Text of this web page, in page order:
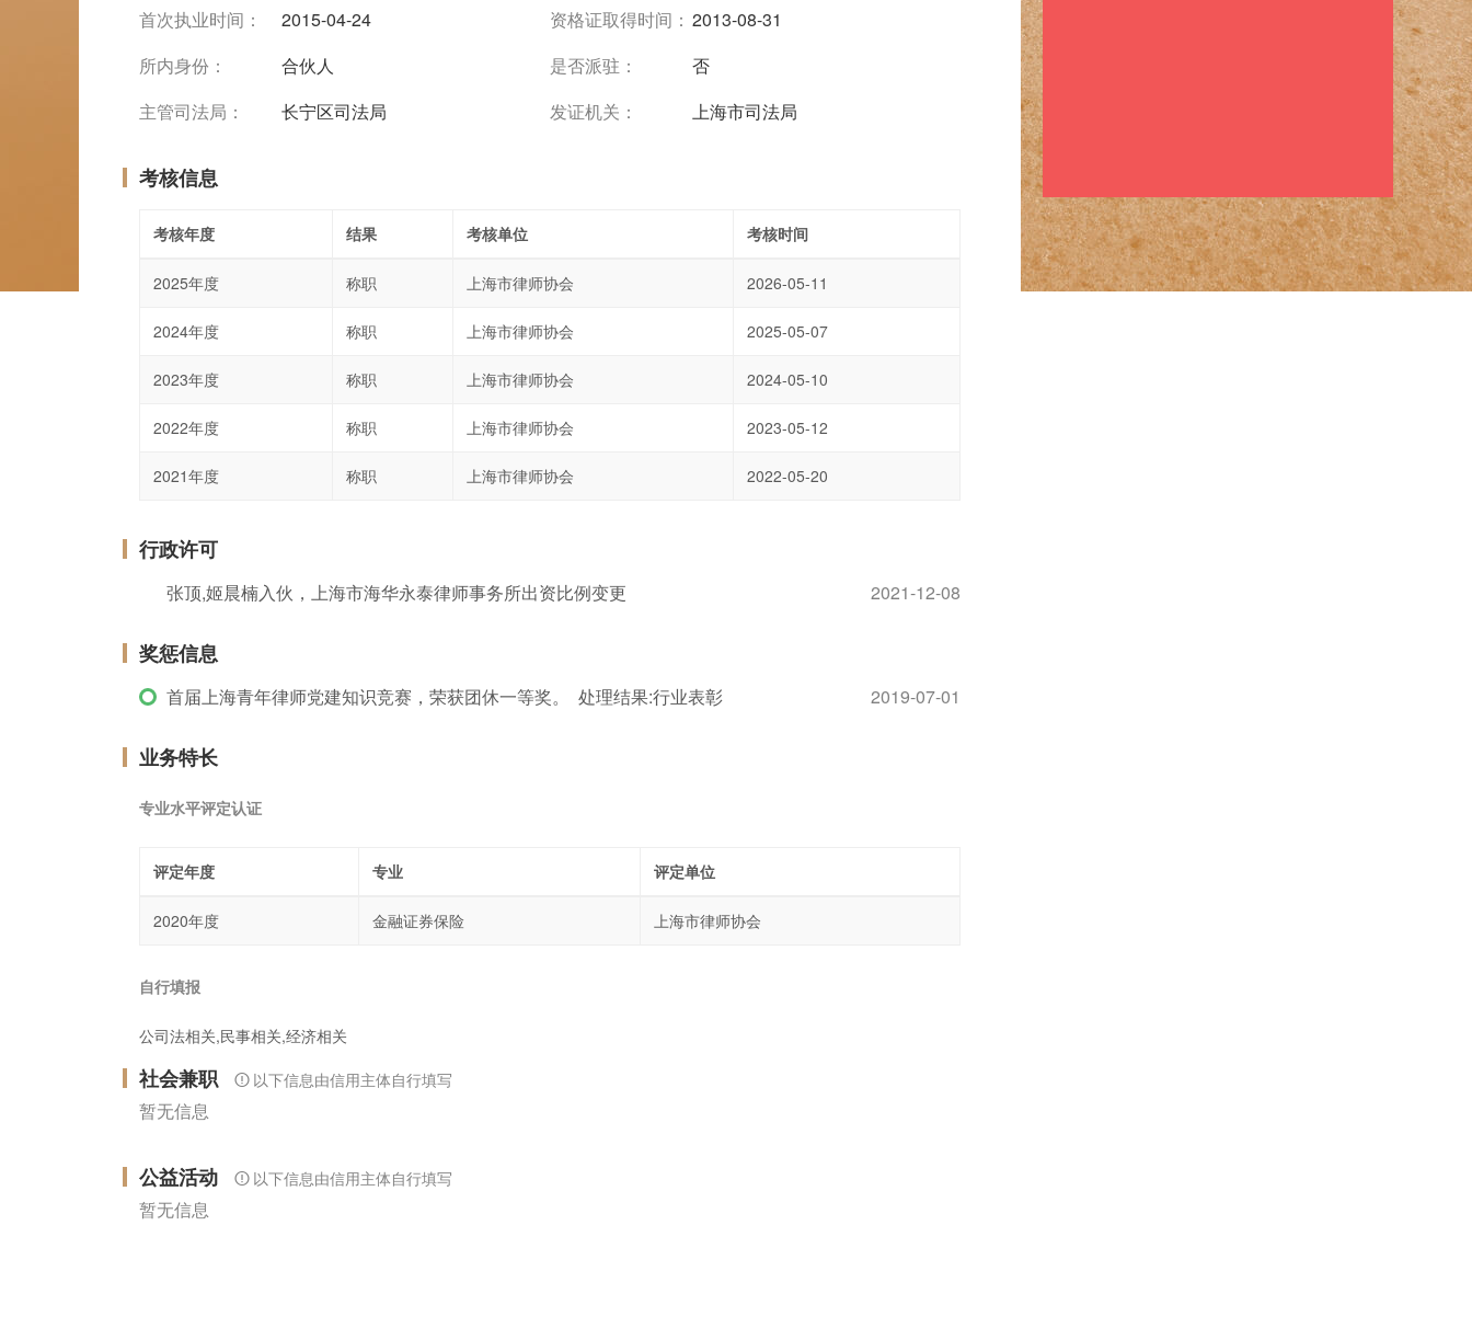
首次执业时间：
2015-04-24 资格证取得时间： 2013-08-31
所内身份：
合伙人 是否派驻：
否
主管司法局：
长宁区司法局 发证机关： 上海市司法局
考核信息
考核年度 结果 考核单位 考核时间
2025年度 称职 上海市律师协会 2026-05-11
2024年度 称职 上海市律师协会 2025-05-07
2023年度 称职 上海市律师协会 2024-05-10
2022年度 称职 上海市律师协会 2023-05-12
2021年度 称职 上海市律师协会 2022-05-20
行政许可
2021-12-08
张顶,姬晨楠入伙，上海市海华永泰律师事务所出资比例变更
奖惩信息
2019-07-01
首届上海青年律师党建知识竞赛，荣获团休一等奖。 处理结果:行业表彰
业务特长
专业水平评定认证
评定年度 专业 评定单位
2020年度 金融证券保险 上海市律师协会
自行填报
公司法相关,民事相关,经济相关
社会兼职 以下信息由信用主体自行填写
暂无信息
公益活动 以下信息由信用主体自行填写
暂无信息